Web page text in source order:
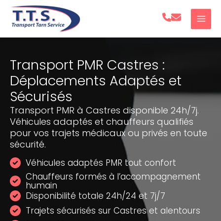
Aller
Transport PMR Castres :
Déplacements Adaptés et
Sécurisés
Transport PMR à Castres disponible 24h/7j.
Véhicules adaptés et chauffeurs qualifiés
pour vos trajets médicaux ou privés en toute
sécurité.
Véhicules adaptés PMR tout confort
Chauffeurs formés à l’accompagnement
humain
Disponibilité totale 24h/24 et 7j/7
Trajets sécurisés sur Castres et alentours